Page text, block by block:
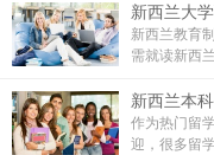
兰读中小学
择什么学校
新西兰大
新西兰教育
需就读新西
预科课程的
同学校所提
新西兰本
作为热门留
迎，很多留